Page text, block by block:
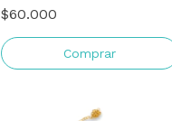
$60.000